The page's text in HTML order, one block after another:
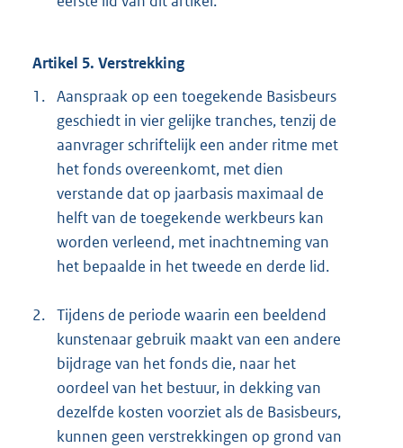
Artikel 5. Verstrekking
1. Aanspraak op een toegekende Basisbeurs
geschiedt in vier gelijke tranches, tenzij de
aanvrager schriftelijk een ander ritme met
het fonds overeenkomt, met dien
verstande dat op jaarbasis maximaal de
helft van de toegekende werkbeurs kan
worden verleend, met inachtneming van
het bepaalde in het tweede en derde lid.
2. Tijdens de periode waarin een beeldend
kunstenaar gebruik maakt van een andere
bijdrage van het fonds die, naar het
oordeel van het bestuur, in dekking van
dezelfde kosten voorziet als de Basisbeurs,
kunnen geen verstrekkingen op grond van